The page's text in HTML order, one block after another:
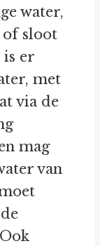
water,
sloot
is er
met
via de
mag
van